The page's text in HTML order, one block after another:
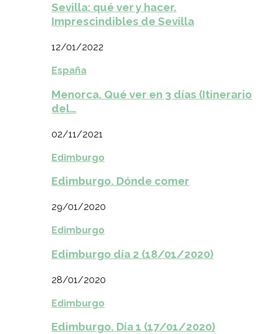
Sevilla: qué ver y hacer.
Imprescindibles de Sevilla
12/01/2022
España
Menorca. Qué ver en 3 días (Itinerario
del…
02/11/2021
Edimburgo
Edimburgo. Dónde comer
29/01/2020
Edimburgo
Edimburgo día 2 (18/01/2020)
28/01/2020
Edimburgo
Edimburgo. Día 1 (17/01/2020)